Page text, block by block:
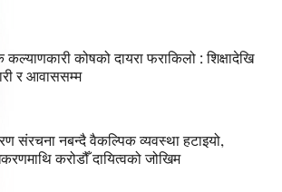
कोषको दायरा फराकिलो : शिक्षादेखि
र आवाससम्म
संरचना नबन्दै वैकल्पिक व्यवस्था हटाइयो,
करोडौँ दायित्वको जोखिम